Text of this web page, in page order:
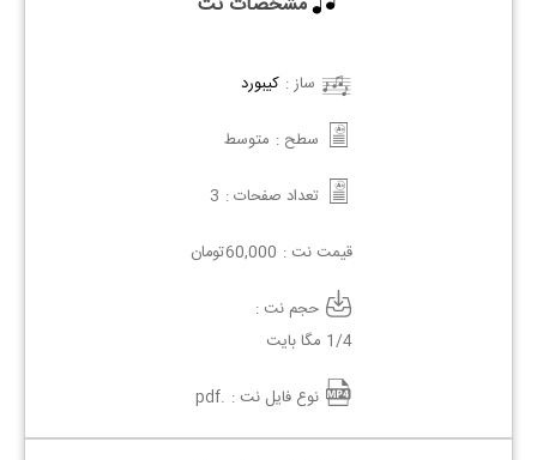
ساز : کیبورد
سطح : متوسط
تعداد صفحات : 3
قیمت نت : 60,000تومان
حجم نت :
1/4 مگا بایت
نوع فایل نت : .pdf